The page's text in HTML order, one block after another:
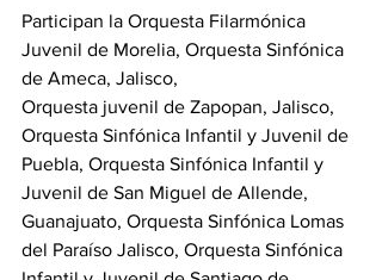
Participan la Orquesta Filarmónica
Juvenil de Morelia, Orquesta Sinfónica
de Ameca, Jalisco,
Orquesta juvenil de Zapopan, Jalisco,
Orquesta Sinfónica Infantil y Juvenil de
Puebla, Orquesta Sinfónica Infantil y
Juvenil de San Miguel de Allende,
Guanajuato, Orquesta Sinfónica Lomas
del Paraíso Jalisco, Orquesta Sinfónica